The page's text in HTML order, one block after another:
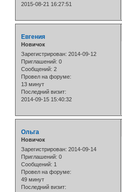
2015-08-21 16:27:51
Евгения
Новичок
Зарегистрирован: 2014-09-12
Приглашений: 0
Сообщений: 2
Провел на форуме:
13 минут
Последний визит:
2014-09-15 15:40:32
Ольга
Новичок
Зарегистрирован: 2014-09-14
Приглашений: 0
Сообщений: 1
Провел на форуме:
49 минут
Последний визит: